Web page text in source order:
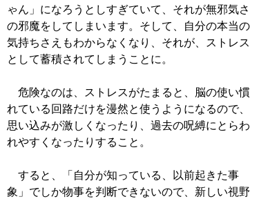
ゃん」になろうとしすぎていて、それが無邪気さ
の邪魔をしてしまいます。そして、自分の本当の
気持ちさえもわからなくなり、それが、ストレス
として蓄積されてしまうことに。
危険なのは、ストレスがたまると、脳の使い慣
れている回路だけを漫然と使うようになるので、
思い込みが激しくなったり、過去の呪縛にとらわ
れやすくなったりすること。
すると、「自分が知っている、以前起きた事
象」でしか物事を判断できないので、新しい視野